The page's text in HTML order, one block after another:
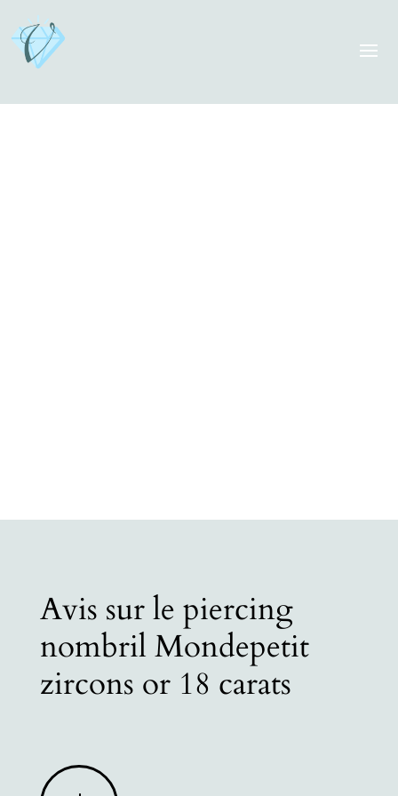
Avis sur le piercing
nombril Mondepetit
zircons or 18 carats